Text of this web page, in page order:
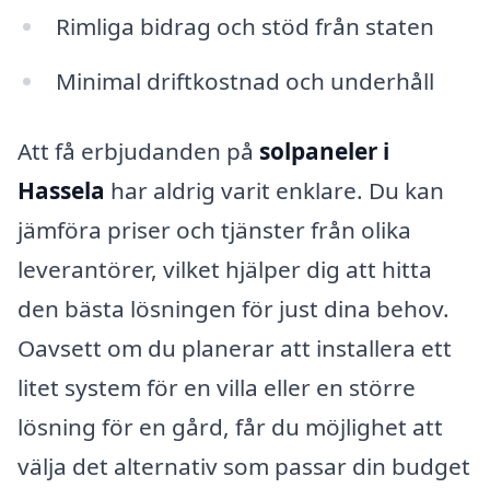
Rimliga bidrag och stöd från staten
Minimal driftkostnad och underhåll
Att få erbjudanden på solpaneler i
Hassela har aldrig varit enklare. Du kan
jämföra priser och tjänster från olika
leverantörer, vilket hjälper dig att hitta
den bästa lösningen för just dina behov.
Oavsett om du planerar att installera ett
litet system för en villa eller en större
lösning för en gård, får du möjlighet att
välja det alternativ som passar din budget